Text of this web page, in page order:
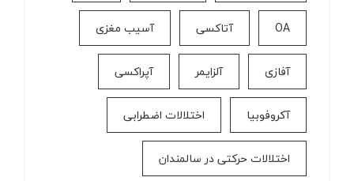
OA آتاکسی آسیب مغزی
آفازی آلزایمر آپراکسی
آکروفوبیا اختلالات اضطرابی
اختلالات حرکتی در سالمندان